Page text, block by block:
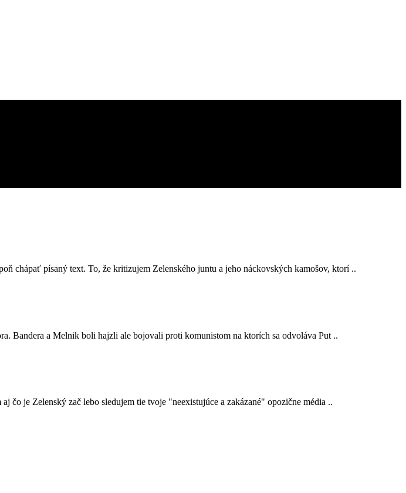
chápať písaný text. To, že kritizujem Zelenského juntu a jeho náckovských kamošov, ktorí ..
Bandera a Melnik boli hajzli ale bojovali proti komunistom na ktorích sa odvoláva Put ..
čo je Zelenský zač lebo sledujem tie tvoje "neexistujúce a zakázané" opozične média ..